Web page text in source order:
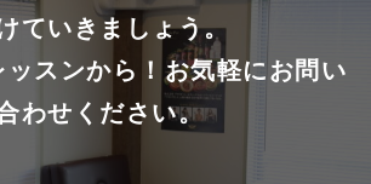
ていきましょう。
ッスンから！お気軽にお問い
わせください。